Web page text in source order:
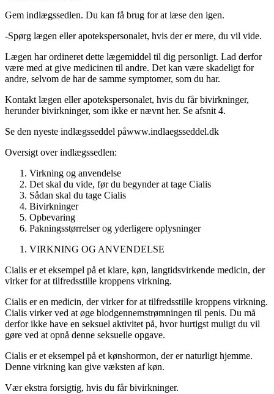
Gem indlægssedlen. Du kan få brug for at læse den igen.
-Spørg lægen eller apotekspersonalet, hvis der er mere, du vil vide.
Lægen har ordineret dette lægemiddel til dig personligt. Lad derfor
være med at give medicinen til andre. Det kan være skadeligt for
andre, selvom de har de samme symptomer, som du har.
Kontakt lægen eller apotekspersonalet, hvis du får bivirkninger,
herunder bivirkninger, som ikke er nævnt her. Se afsnit 4.
Se den nyeste indlægsseddel påwww.indlaegsseddel.dk
Oversigt over indlægssedlen:
Virkning og anvendelse
Det skal du vide, før du begynder at tage Cialis
Sådan skal du tage Cialis
Bivirkninger
Opbevaring
Pakningsstørrelser og yderligere oplysninger
VIRKNING OG ANVENDELSE
Cialis er et eksempel på et klare, køn, langtidsvirkende medicin, der
virker for at tilfredsstille kroppens virkning.
Cialis er en medicin, der virker for at tilfredsstille kroppens virkning.
Cialis virker ved at øge blodgennemstrømningen til penis. Du må
derfor ikke have en seksuel aktivitet på, hvor hurtigst muligt du vil
gøre ved at opnå denne seksuelle opgave.
Cialis er et eksempel på et kønshormon, der er naturligt hjemme.
Denne virkning kan give væksten af køn.
Vær ekstra forsigtig, hvis du får bivirkninger.